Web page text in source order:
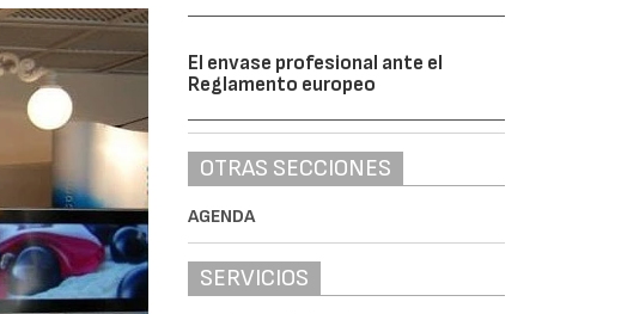
El envase profesional ante el
Reglamento europeo
OTRAS SECCIONES
AGENDA
SERVICIOS